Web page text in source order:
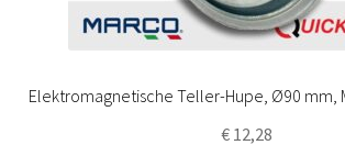
Elektromagnetische Teller-Hupe, Ø90 mm,
€12,28